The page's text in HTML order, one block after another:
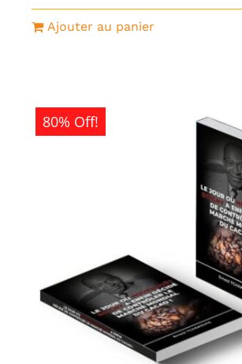
Ajouter au panier
80% Off!